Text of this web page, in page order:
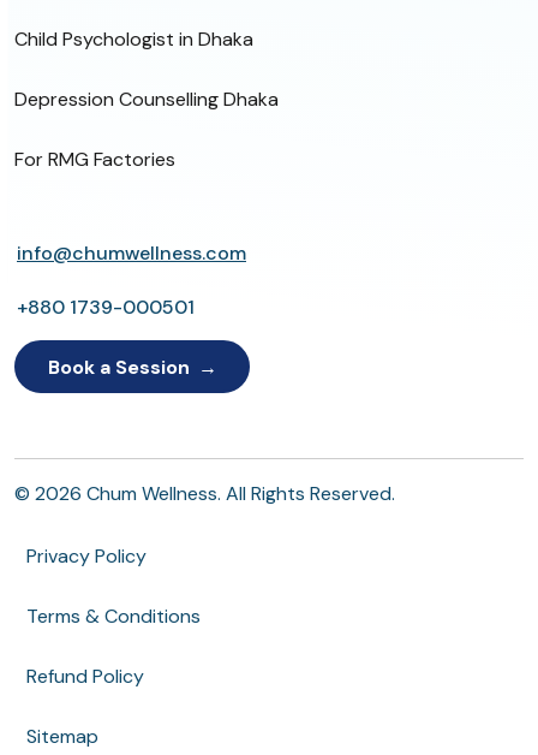
Child Psychologist in Dhaka
Depression Counselling Dhaka
For RMG Factories
info@chumwellness.com
+880 1739-000501
Book a Session
© 2026 Chum Wellness. All Rights Reserved.
Privacy Policy
Terms & Conditions
Refund Policy
Sitemap